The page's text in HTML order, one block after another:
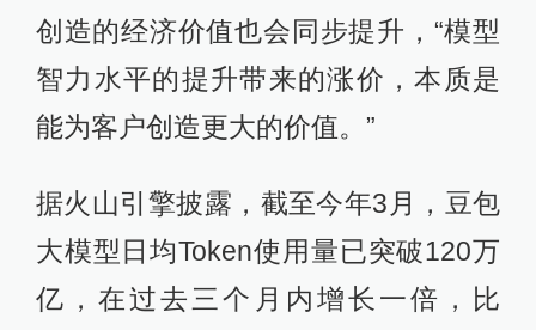
创造的经济价值也会同步提升，“模型
智力水平的提升带来的涨价，本质是
能为客户创造更大的价值。”
据火山引擎披露，截至今年3月，豆包
大模型日均Token使用量已突破120万
亿，在过去三个月内增长一倍，比